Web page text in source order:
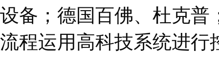
设备；德国百佛、杜克普
流程运用高科技系统进行